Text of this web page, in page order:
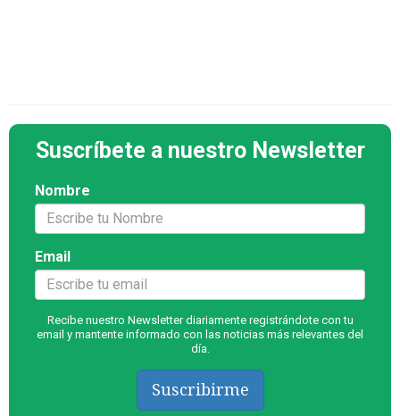
Suscríbete a nuestro Newsletter
Nombre
Email
Recibe nuestro Newsletter diariamente registrándote con tu
email y mantente informado con las noticias más relevantes del
día.
Suscribirme